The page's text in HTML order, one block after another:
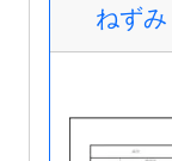
ねず